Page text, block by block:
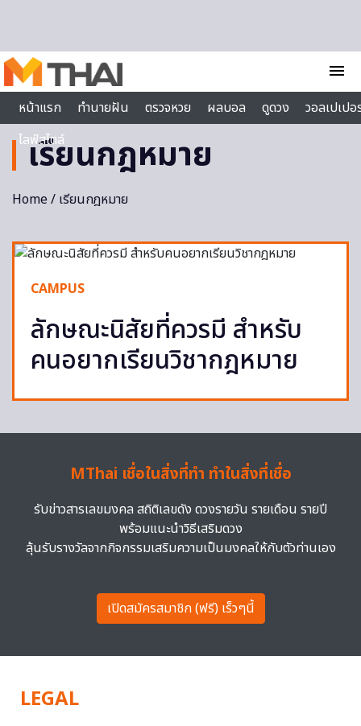
menu
หน้าแรก
ทำนายฝัน ตรวจหวย ผลบอล ดูดวง
วอลเปเป
ไลฟ์สไตล์
เรียนกฎหมาย
Home/ เรียนกฎหมาย
CAMPUS
ลักษณะนิสัยที่ควรมี สำหรับ
คนอยากเรียนวิชากฎหมาย
MThai เชื่อในสิ่งที่ทำ ทำในสิ่งที่เชื่อ
รับข่าวสารเลขมงคล สถิติเลขดัง ดวงรายวัน รายเดือน รายปี
พร้อมแนะนำวิธีเสริมดวง
ลุ้นรับรางวัลจากกิจกรรมเสริมความเป็นมงคลให้กับตัวท่านเอง
เปิดสมัครสมาชิก (ฟรี) เร็วๆนี้
LEGAL